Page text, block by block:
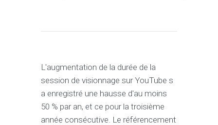
L'augmentation de la durée de la
session de visionnage sur YouTube s
a enregistré une hausse d'au moins
50 % par an, et ce pour la troisième
année consécutive. Le référencement